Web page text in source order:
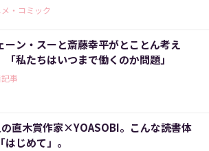
・コミック
ーン・スーと斎藤幸平がとことん考え
「私たちはいつまで働くのか問題」
事
直木賞作家×YOASOBI。こんな読書体
はじめて」。